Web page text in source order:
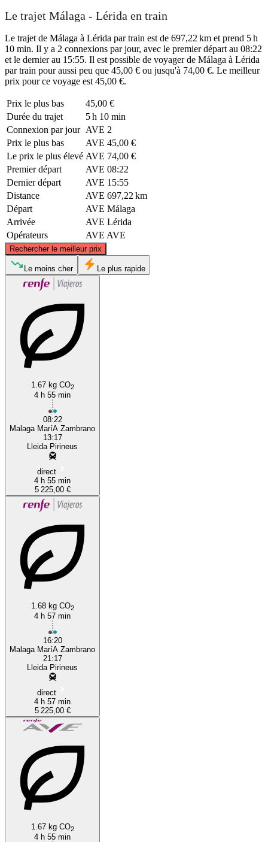
Le trajet Málaga - Lérida en train
Le trajet de Málaga à Lérida par train est de 697,22 km et prend 5 h
10 min. Il y a 2 connexions par jour, avec le premier départ au 08:22
et le dernier au 15:55. Il est possible de voyager de Málaga à Lérida
par train pour aussi peu que 45,00 € ou jusqu'à 74,00 €. Le meilleur
prix pour ce voyage est 45,00 €.
Prix ​​le plus bas
45,00 €
Durée du trajet
5 h 10 min
Connexion par jour AVE 2
Prix ​​le plus bas
AVE 45,00 €
Le prix le plus élevé AVE 74,00 €
Premier départ
AVE 08:22
Dernier départ
AVE 15:55
Distance
AVE 697,22 km
Départ
AVE Málaga
Arrivée
AVE Lérida
Opérateurs
AVE AVE
Rechercher le meilleur prix
Le moins cher Le plus rapide
1.67 kg CO2
4 h 55 min
08:22
Malaga MaríA Zambrano
13:17
Lleida Pirineus
direct
4 h 55 min
5 225,00 €
1.68 kg CO2
4 h 57 min
16:20
Malaga MaríA Zambrano
21:17
Lleida Pirineus
direct
4 h 57 min
5 225,00 €
1.67 kg CO2
4 h 55 min